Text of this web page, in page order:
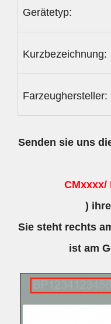
Gerätetyp:
Kurzbezeichnung:
Farzeughersteller:
Senden sie uns
CMxxxx/
)
Sie steht rechts
ist am